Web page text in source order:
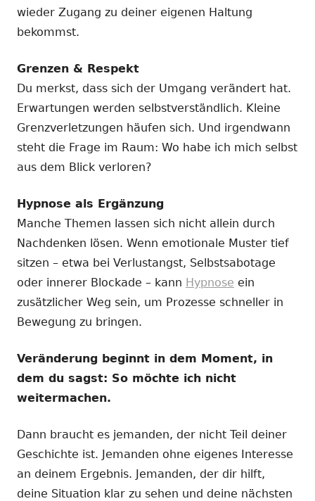
wieder Zugang zu deiner eigenen Haltung
bekommst.
Grenzen & Respekt
Du merkst, dass sich der Umgang verändert hat.
Erwartungen werden selbstverständlich. Kleine
Grenzverletzungen häufen sich. Und irgendwann
steht die Frage im Raum: Wo habe ich mich selbst
aus dem Blick verloren?
Hypnose als Ergänzung
Manche Themen lassen sich nicht allein durch
Nachdenken lösen. Wenn emotionale Muster tief
sitzen – etwa bei Verlustangst, Selbstsabotage
oder innerer Blockade – kann Hypnose ein
zusätzlicher Weg sein, um Prozesse schneller in
Bewegung zu bringen.
Veränderung beginnt in dem Moment, in
dem du sagst: So möchte ich nicht
weitermachen.
Dann braucht es jemanden, der nicht Teil deiner
Geschichte ist. Jemanden ohne eigenes Interesse
an deinem Ergebnis. Jemanden, der dir hilft,
deine Situation klar zu sehen und deine nächsten